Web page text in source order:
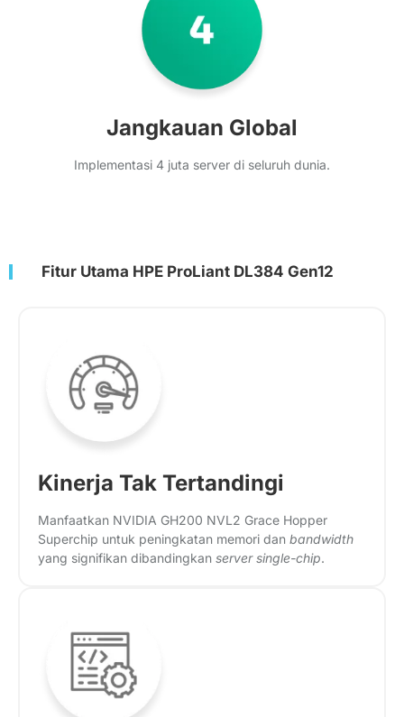
Jangkauan Global
Implementasi 4 juta server di seluruh dunia.
Fitur Utama HPE ProLiant DL384 Gen12
Kinerja Tak Tertandingi
Manfaatkan NVIDIA GH200 NVL2 Grace Hopper
Superchip untuk peningkatan memori dan bandwidth
yang signifikan dibandingkan server single-chip.